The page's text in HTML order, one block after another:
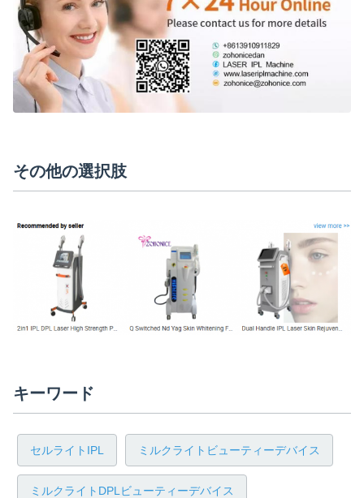
その他の選択肢
キーワード
セルライトIPL ミルクライトビューティーデバイス
ミルクライトDPLビューティーデバイス